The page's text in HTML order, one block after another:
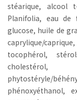
stéarique, alcool
Planifolia, eau de
glucose, huile de
caprylique/
tocophérol,
phytostéryle/
phénoxyéthanol,